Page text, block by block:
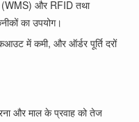
(WMS) और RFID तथा
का उपयोग।
में कमी, और ऑर्डर पूर्ति दरों
और माल के प्रवाह को तेज